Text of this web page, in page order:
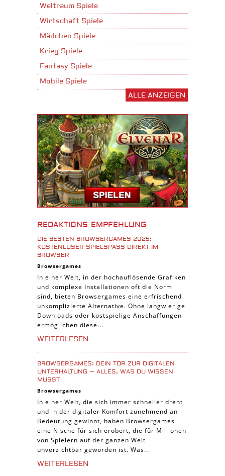
Weltraum Spiele
Wirtschaft Spiele
Mädchen Spiele
Krieg Spiele
Fantasy Spiele
Mobile Spiele
Download Spiele
3D Spiele
Tablet Spiele
Android Spiele
iPhone Spiele
iOS Spiele
iPad Spiele
Denk Spiele
Piraten Spiele
Sport Spiele
Pferde Spiele
Simulation Spiele
Tier Spiele
Casual Spiele
Abenteuer Spiele
Online Spiele
3-Gewinnt Spiele
Trading Card Spiele
Manager Spiele
ALLE ANZEIGEN
REDAKTIONS-EMPFEHLUNG
DIE BESTEN BROWSERGAMES 2025:
KOSTENLOSER SPIELSPASS DIREKT IM B
ROWSER
Browsergames
In einer Welt, in der hochauflösende Grafiken
und komplexe Installationen oft die Norm
sind, bieten Browsergames eine erfrischend
unkomplizierte Alternative. Ohne langwierige
Downloads oder kostspielige Anschaffungen
ermöglichen diese...
WEITERLESEN
BROWSERGAMES: DEIN TOR ZUR DIGITALEN
UNTERHALTUNG – ALLES, WAS DU WISSEN
MUSST
Browsergames
In einer Welt, die sich immer schneller dreht
und in der digitaler Komfort zunehmend an
Bedeutung gewinnt, haben Browsergames
eine Nische für sich erobert, die für Millionen
von Spielern auf der ganzen Welt
unverzichtbar geworden ist. Was...
WEITERLESEN